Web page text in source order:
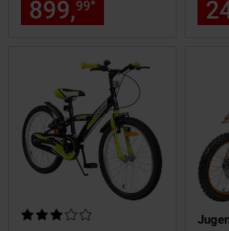
899,99* €
Kundenbewertung: 3 von 5 Sternen